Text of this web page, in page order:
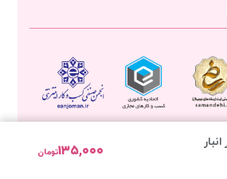
تومان۱۳۵,۰۰۰